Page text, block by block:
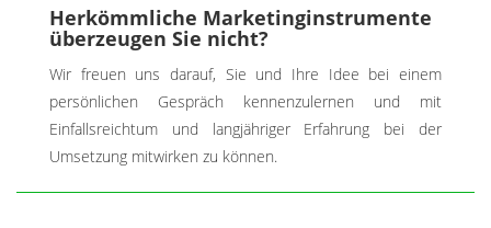
Herkömmliche Marketinginstrumente
überzeugen Sie nicht?
Wir freuen uns darauf, Sie und Ihre Idee bei einem
persönlichen Gespräch kennenzulernen und mit
Einfallsreichtum und langjähriger Erfahrung bei der
Umsetzung mitwirken zu können.